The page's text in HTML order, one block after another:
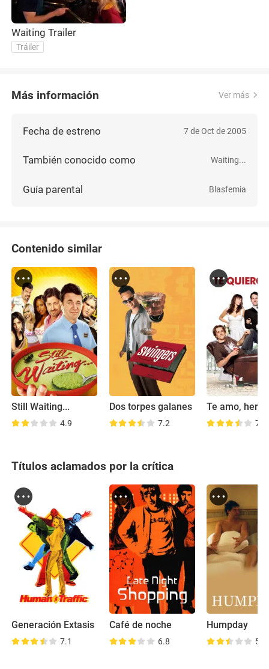
Waiting Trailer
Tráiler
Más información Ver más
Fecha de estreno 7 de Oct de 2005
También conocido como Waiting...
Guía parental Blasfemia
Contenido similar
Still Waiting...
4.9
Dos torpes galanes
7.2
Te amo,
7.0
Títulos aclamados por la crítica
Generación Éxtasis
7.1
Café de noche
6.8
Humpday
5.8